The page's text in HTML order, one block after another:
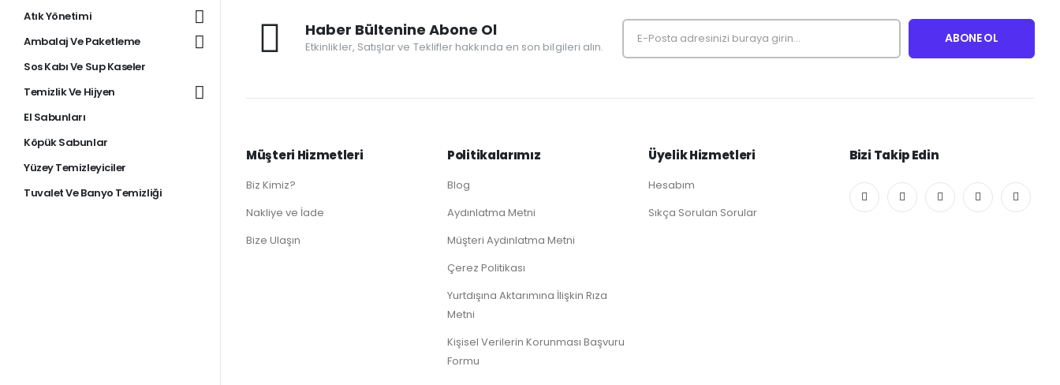
Atık Yönetimi
Ambalaj Ve Paketleme
Sos Kabı Ve Sup Kaseler
Temizlik Ve Hijyen
El Sabunları
Köpük Sabunlar
Yüzey Temizleyiciler
Tuvalet Ve Banyo Temizliği
Haber Bültenine Abone Ol
Etkinlikler, Satışlar ve Teklifler hakkında en son bilgileri alın.
Müşteri Hizmetleri
Biz Kimiz?
Nakliye ve İade
Bize Ulaşın
Politikalarımız
Blog
Aydınlatma Metni
Müşteri Aydınlatma Metni
Çerez Politikası
Yurtdışına Aktarımına İlişkin Rıza
Metni
Kişisel Verilerin Korunması Başvuru
Formu
Üyelik Hizmetleri
Hesabım
Sıkça Sorulan Sorular
Bizi Takip Edin